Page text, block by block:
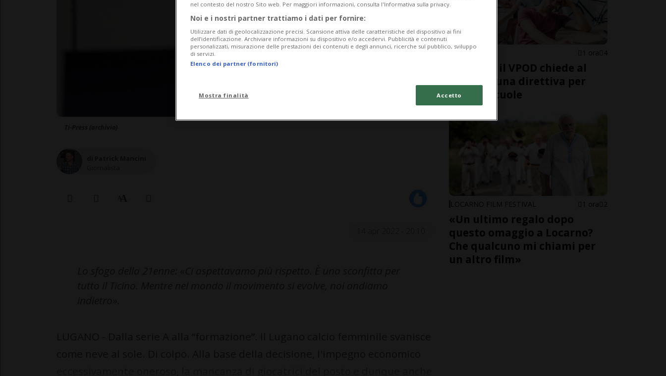
CANTONE 1 ora 4
Canicola: il VPOD chiede al
Governo una direttiva per
Stato e scuole
LOCARNO FILM FESTIVAL 1 ora 2
«Un ultimo regalo dopo
questo omaggio a Locarno?
Che qualcuno mi chiami per
un altro film»
nel contesto del nostro Sito web. Per maggiori informazioni, consulta l'Informativa sulla privacy.
Noi e i nostri partner trattiamo i dati per fornire:
Utilizzare dati di geolocalizzazione precisi. Scansione attiva delle caratteristiche del dispositivo ai fini
dell’identificazione. Archiviare informazioni su dispositivo e/o accedervi. Pubblicità e contenuti
personalizzati, misurazione delle prestazioni dei contenuti e degli annunci, ricerche sul pubblico, sviluppo
di servizi.
Elenco dei partner (fornitori)
Mostra finalità Accetto